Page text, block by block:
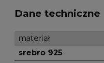
Dane techniczne
materiał
srebro 925